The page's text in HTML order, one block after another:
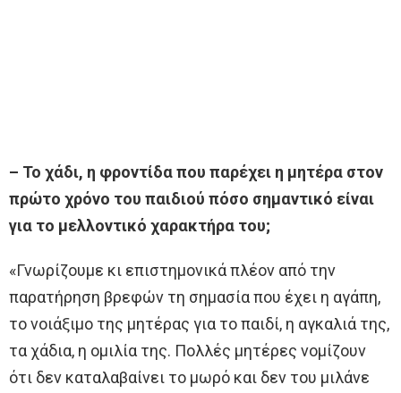
– Το χάδι, η φροντίδα που παρέχει η μητέρα στον
πρώτο χρόνο του παιδιού πόσο σημαντικό είναι
για το μελλοντικό χαρακτήρα του;
«Γνωρίζουμε κι επιστημονικά πλέον από την
παρατήρηση βρεφών τη σημασία που έχει η αγάπη,
το νοιάξιμο της μητέρας για το παιδί, η αγκαλιά της,
τα χάδια, η ομιλία της. Πολλές μητέρες νομίζουν
ότι δεν καταλαβαίνει το μωρό και δεν του μιλάνε